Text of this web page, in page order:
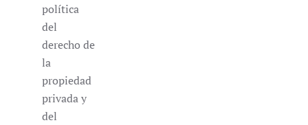
política
del
derecho de
la
propiedad
privada y
del